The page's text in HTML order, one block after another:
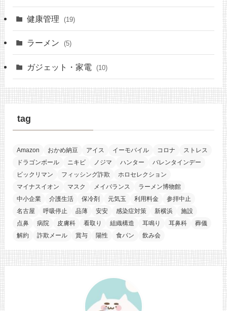
健康管理 (19)
ラーメン (5)
ガジェット・家電 (10)
tag
Amazon おかめ納豆 アイス イーモバイル コロナ
ストレス
ドラゴンボール
ニキビ ノジマ ハンター
バレンタインデー
ビックリマン
フィッシング詐欺
ホロセレクション
マイナスイオン
マスク メイバランス
ラーメン博物館
中小企業
介護生活 保冷剤 元気玉 利用料金
参拝中止
名古屋
呼吸停止 品薄 安安 感染症対策 新横浜
施設
点鼻
病院 皮膚科 看取り 組織構造 耳鳴り 耳鼻科
葬儀
解約
詐欺メール 賞与 陽性 食パン 飲み会